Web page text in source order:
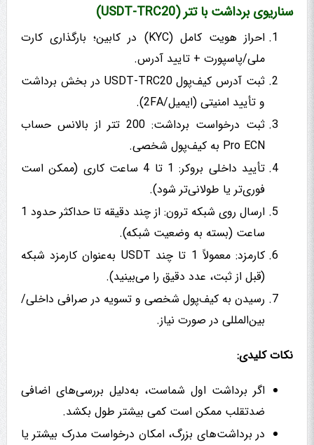
سناریوی برداشت با تتر (USDT-TRC20)
احراز هویت کامل (KYC) در کابین؛ بارگذاری کارت
ملی/پاسپورت + تایید آدرس.
ثبت آدرس کیف‌پول USDT-TRC20 در بخش برداشت
و تأیید امنیتی (ایمیل/2FA).
ثبت درخواست برداشت: 200 تتر از بالانس حساب
Pro ECN به کیف‌پول شخصی.
تأیید داخلی بروکر: 1 تا 4 ساعت کاری (ممکن است
فوری‌تر یا طولانی‌تر شود).
ارسال روی شبکه ترون: از چند دقیقه تا حداکثر حدود 1
ساعت (بسته به وضعیت شبکه).
کارمزد: معمولاً 1 تا چند USDT به‌عنوان کارمزد شبکه
(قبل از ثبت، عدد دقیق را می‌بینید).
رسیدن به کیف‌پول شخصی و تسویه در صرافی داخلی/
بین‌المللی در صورت نیاز.
نکات کلیدی:
اگر برداشت اول شماست، به‌دلیل بررسی‌های اضافی
ضدتقلب ممکن است کمی بیشتر طول بکشد.
در برداشت‌های بزرگ، امکان درخواست مدرک بیشتر یا